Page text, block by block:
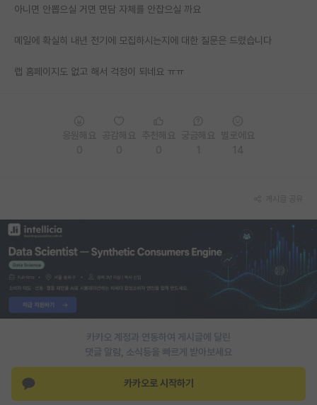
임용 정보 게시판
학부 인턴 게시판
취업 게시판
장학금/장학생 게시판
학술 정보 게시판
홍보 게시판
커리어
이벤트
아니면 안뽑으실 거면 면담 자체를 안잡으실 까요
메일에 확실히 내년 전기에 모집하시는지에 대한 질문은 드렸습니다
랩 홈페이지도 없고 해서 걱정이 되네요 ㅠㅠ
카카오 계정과 연동하여 게시글에 달린
댓글 알람, 소식등을 빠르게 받아보세요
카카오로 시작하기